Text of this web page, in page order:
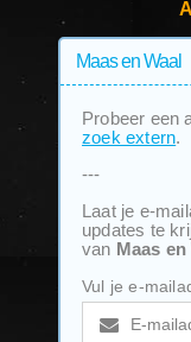
Probeer een
zoek extern.
---
Laat je e-
updates te
van Maas en
Vul je e-